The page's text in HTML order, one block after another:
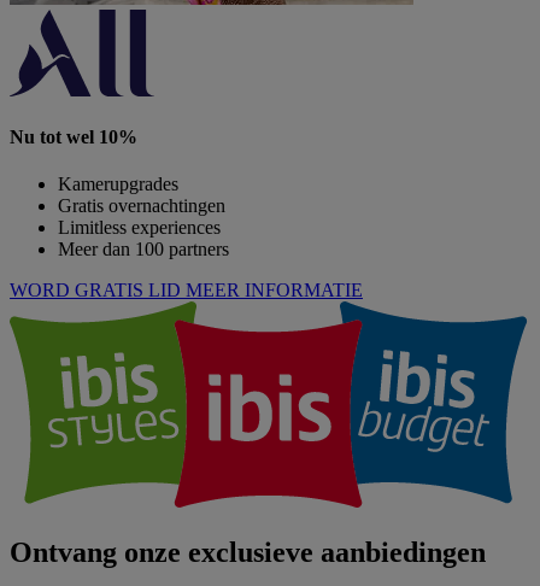
Nu tot wel 10%
Kamerupgrades
Gratis overnachtingen
Limitless experiences
Meer dan 100 partners
WORD GRATIS LID MEER INFORMATIE
Ontvang onze exclusieve aanbiedingen